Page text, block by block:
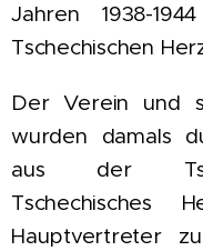
Jahren 1938-
Tschechischen
Der Verein und
wurden damals
aus der
Tschechisches
Hauptvertreter